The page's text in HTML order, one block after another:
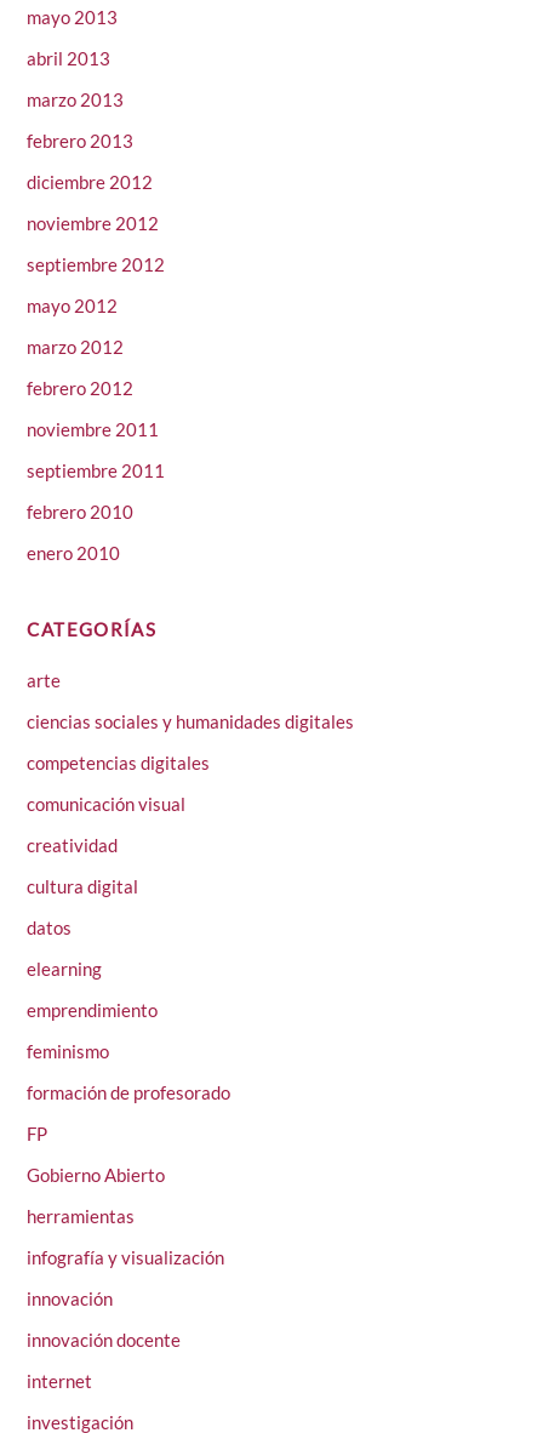
mayo 2013
abril 2013
marzo 2013
febrero 2013
diciembre 2012
noviembre 2012
septiembre 2012
mayo 2012
marzo 2012
febrero 2012
noviembre 2011
septiembre 2011
febrero 2010
enero 2010
CATEGORÍAS
arte
ciencias sociales y humanidades digitales
competencias digitales
comunicación visual
creatividad
cultura digital
datos
elearning
emprendimiento
feminismo
formación de profesorado
FP
Gobierno Abierto
herramientas
infografía y visualización
innovación
innovación docente
internet
investigación